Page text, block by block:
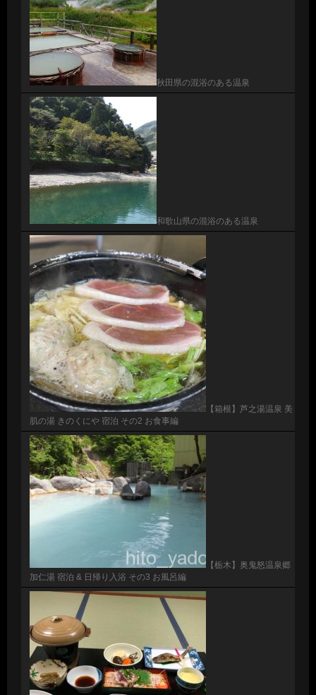
秋田県の混浴のある温泉
和歌山県の混浴のある温泉
【箱根】芦之湯温泉 美
肌の湯 きのくにや 宿泊 その2 お食事編
【栃木】奥鬼怒温泉郷
加仁湯 宿泊 & 日帰り入浴 その3 お風呂編